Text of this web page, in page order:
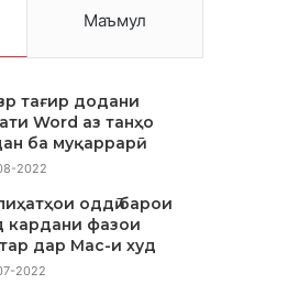
Маъмул
тағир додани
Word аз танҳо
ба муқаррарӣ
2022
оддӣ барои
кардани фазои
дар Mac-и худ
2022